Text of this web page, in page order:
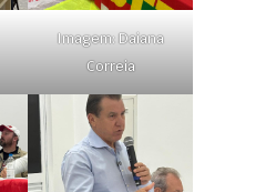
Imagem: Daiana
Correia